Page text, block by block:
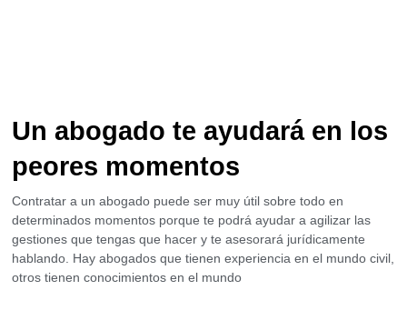
Un abogado te ayudará en los
peores momentos
Contratar a un abogado puede ser muy útil sobre todo en
determinados momentos porque te podrá ayudar a agilizar las
gestiones que tengas que hacer y te asesorará jurídicamente
hablando. Hay abogados que tienen experiencia en el mundo civil,
otros tienen conocimientos en el mundo